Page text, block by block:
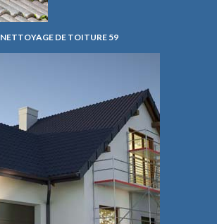
NETTOYAGE DE TOITURE 59